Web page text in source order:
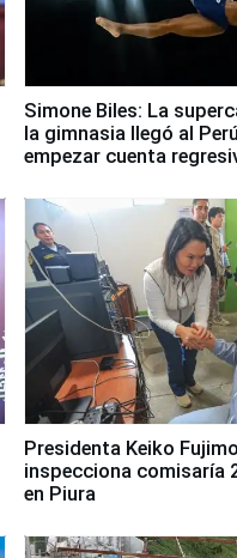
Simone Biles: La
la gimnasia llegó al
empezar cuenta
Presidenta Keiko Fujimori,
inspecciona comisaría
en Piura